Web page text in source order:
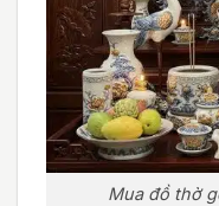
Mua đồ thờ